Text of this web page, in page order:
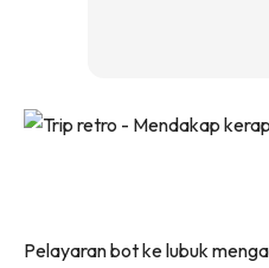
Pelayaran bot ke lubuk